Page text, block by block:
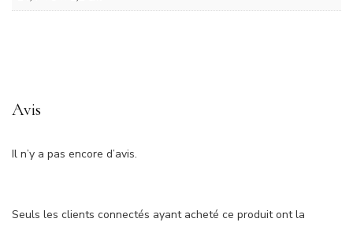
Avis
Il n’y a pas encore d’avis.
Seuls les clients connectés ayant acheté ce produit ont la